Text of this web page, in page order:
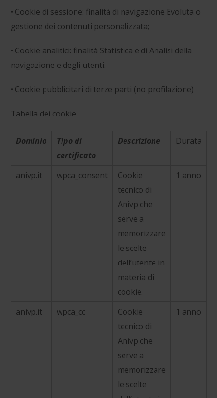
• Cookie di sessione: finalità di navigazione Evoluta o
gestione dei contenuti personalizzata;
• Cookie analitici: finalità Statistica e di Analisi della
navigazione e degli utenti.
• Cookie pubblicitari di terze parti (no profilazione)
Tabella dei cookie
Dominio
Tipo di
certificato
Descrizione Durata
anivp.it wpca_consent
Cookie
tecnico di
Anivp che
serve a
memorizzare
le scelte
dell’utente in
materia di
cookie.
1 anno
anivp.it wpca_cc
Cookie
tecnico di
Anivp che
serve a
memorizzare
le scelte
1 anno